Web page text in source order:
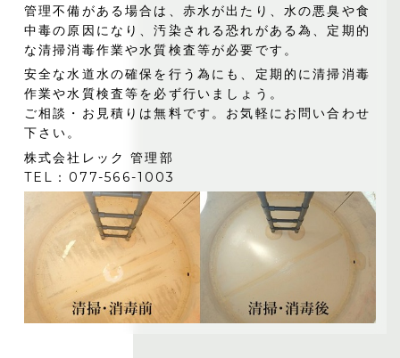
管理不備がある場合は、赤水が出たり、水の悪臭や食
中毒の原因になり、汚染される恐れがある為、定期的
な清掃消毒作業や水質検査等が必要です。
安全な水道水の確保を行う為にも、定期的に清掃消毒
作業や水質検査等を必ず行いましょう。
ご相談・お見積りは無料です。お気軽にお問い合わせ
下さい。
株式会社レック 管理部
TEL：077-566-1003